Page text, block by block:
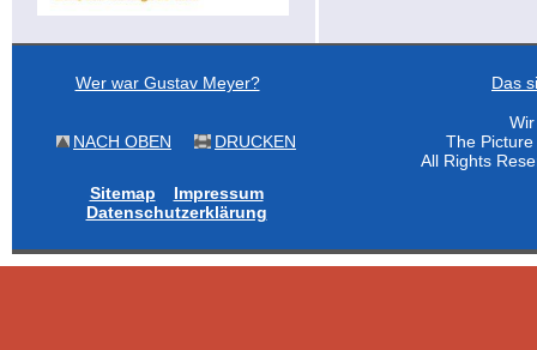
Wer war Gustav Meyer? Das
NACH OBEN DRUCKEN
The
All Rights
Sitemap
Impressum
Datenschutzerklärung